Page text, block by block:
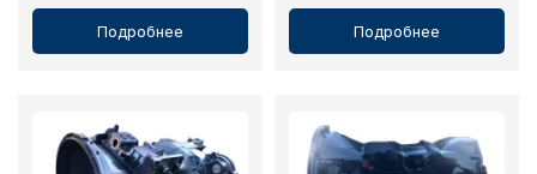
Подробнее Подробнее